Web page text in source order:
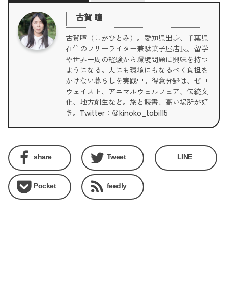
古賀 瞳
古賀瞳（こがひとみ）。愛知県出身、千葉県
在住のフリーライター兼駄菓子屋店長。留学
や世界一周の経験から環境問題に興味を持つ
ようになる。人にも環境にもなるべく負担を
かけない暮らしを実践中。得意分野は、ゼロ
ウェイスト、アニマルウェルフェア、伝統文
化、地方創生など。旅と読書、高い場所が好
き。Twitter：＠kinoko_tabi115
share Tweet LINE
Pocket feedly